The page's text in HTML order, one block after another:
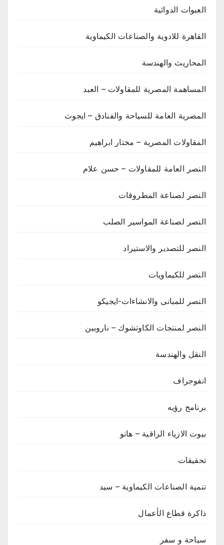
العبوات الدوائية
القاهرة للادوية والصناعات الكيماوية
المحاريث والهندسة
المساهمة المصرية للمقاولات – العبد
المصرية العامة للسياحة والفنادق – ايجوث
المقاولات المصرية – مختار ابراهيم
النصر العامة للمقاولات – حسن علام
النصر لصناعة المطروقات
النصر لصناعة المواسير الصلب
النصر للتصدير والاستيراد
النصر للكيماويات
النصر للمبانى والانشاءات-ايجيكو
النصر لمنتجات الكاوتشوك – ناروبين
النقل والهندسة
انفوجراف
برنامج رؤيه
بيوت الازياء الراقية – هانو
تحقيقات
تنمية الصناعات الكيماوية – سيد
ذاكرة قطاع الأعمال
سياحة و سفر